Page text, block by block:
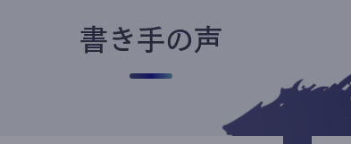
書き手の声